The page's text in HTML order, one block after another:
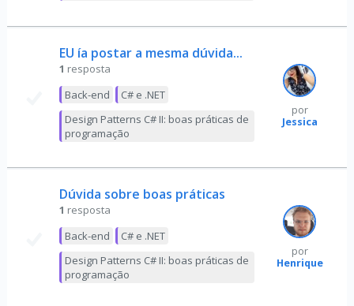
EU ía postar a mesma dúvida...
1 resposta
Back-end
C# e .NET
Design Patterns C# II: boas práticas de
programação
por
Jessica
Dúvida sobre boas práticas
1 resposta
Back-end
C# e .NET
Design Patterns C# II: boas práticas de
programação
por
Henrique